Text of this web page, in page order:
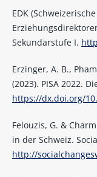
EDK
Sekundarstufe I.
Erzinger, A. B.,
(2023). PISA 2022.
https://dx.doi.org/
Felouzis, G. &
in der Schweiz.
http://